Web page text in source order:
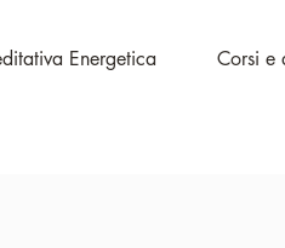
Energetica Corsi e